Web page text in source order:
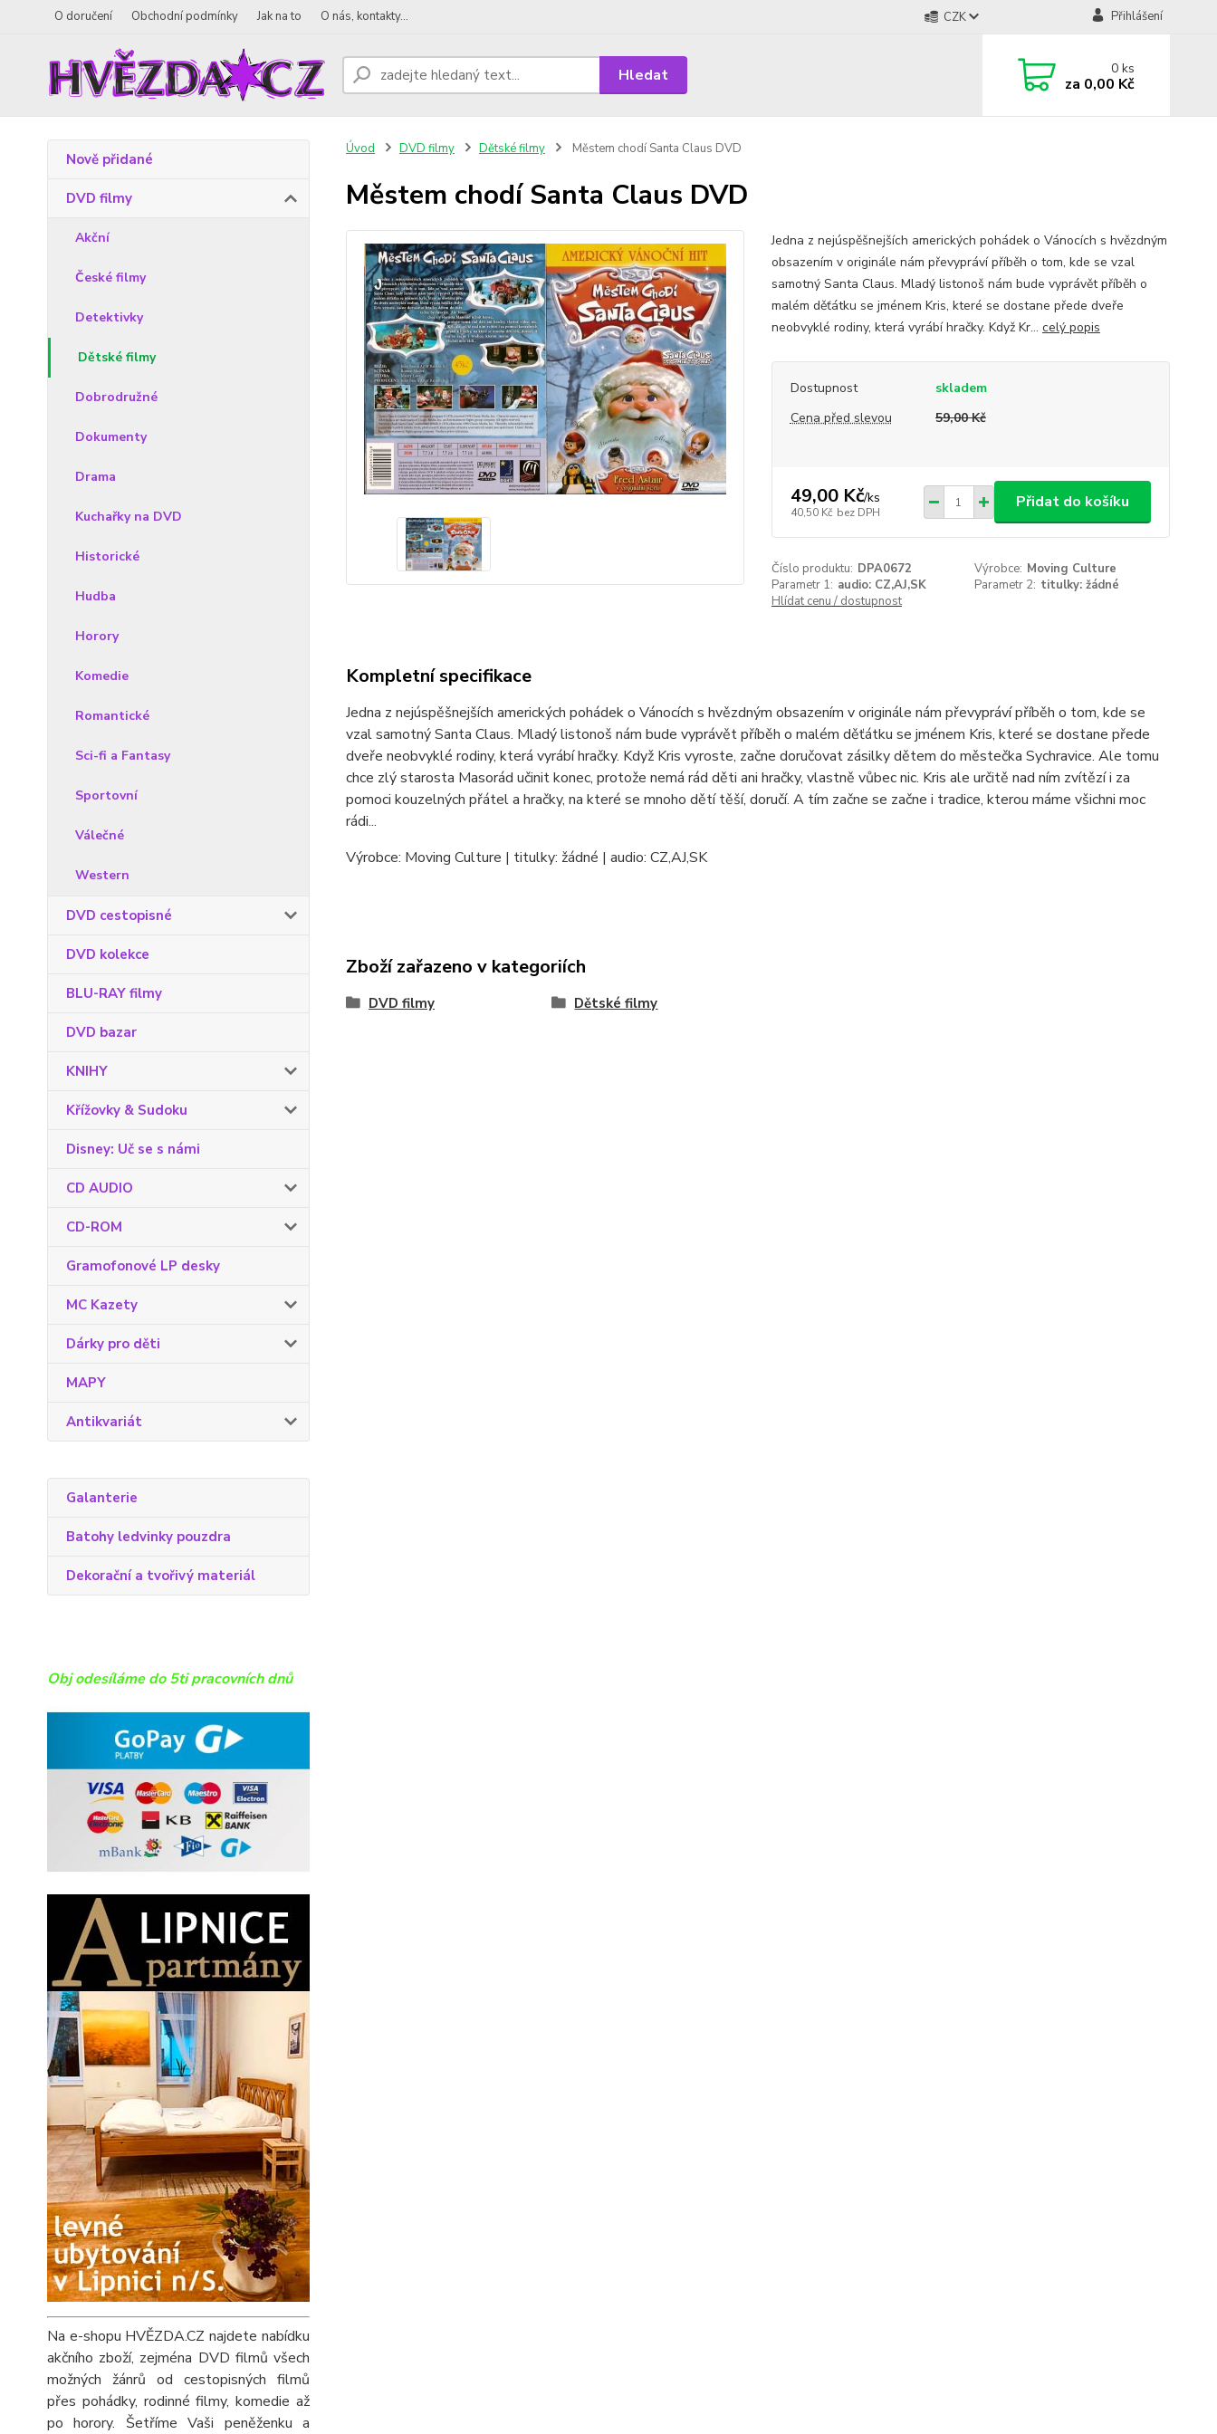
O doručení Obchodní podmínky Jak na to O nás, kontakty... CZK Přihlášení
Hledat 0ks
za 0,00 Kč
Nově přidané
DVD filmy
Akční
České filmy
Detektivky
Dětské filmy
Dobrodružné
Dokumenty
Drama
Kuchařky na DVD
Historické
Hudba
Horory
Komedie
Romantické
Sci-fi a Fantasy
Sportovní
Válečné
Western
DVD cestopisné
DVD kolekce
BLU-RAY filmy
DVD bazar
KNIHY
Křížovky & Sudoku
Disney: Uč se s námi
CD AUDIO
CD-ROM
Gramofonové LP desky
MC Kazety
Dárky pro děti
MAPY
Antikvariát
Galanterie
Batohy ledvinky pouzdra
Dekorační a tvořivý materiál
Obj odesíláme do 5ti pracovních dnů
Na e-shopu HVĚZDA.CZ najdete nabídku
akčního zboží, zejména DVD filmů všech
možných žánrů od cestopisných filmů
přes pohádky, rodinné filmy, komedie až
po horory. Šetříme Vaši peněženku a
Úvod DVD filmy Dětské filmy Městem chodí Santa Claus DVD
Městem chodí Santa Claus DVD
Jedna z nejúspěšnejších amerických pohádek o Vánocích s hvězdným
obsazením v originále nám převypráví příběh o tom, kde se vzal
samotný Santa Claus. Mladý listonoš nám bude vyprávět příběh o
malém děťátku se jménem Kris, které se dostane přede dveře
neobvyklé rodiny, která vyrábí hračky. Když Kr... celý popis
Dostupnost
skladem
Cena před slevou
59,00 Kč
49,00 Kč/ks
40,50 Kč bez DPH
Přidat do košíku
Číslo produktu: DPA0672 Výrobce: Moving Culture
Parametr 1: audio: CZ,AJ,SK Parametr 2: titulky: žádné
Hlídat cenu / dostupnost
Kompletní specifikace
Jedna z nejúspěšnejších amerických pohádek o Vánocích s hvězdným obsazením v originále nám převypráví příběh o tom, kde se
vzal samotný Santa Claus. Mladý listonoš nám bude vyprávět příběh o malém děťátku se jménem Kris, které se dostane přede
dveře neobvyklé rodiny, která vyrábí hračky. Když Kris vyroste, začne doručovat zásilky dětem do městečka Sychravice. Ale tomu
chce zlý starosta Masorád učinit konec, protože nemá rád děti ani hračky, vlastně vůbec nic. Kris ale určitě nad ním zvítězí i za
pomoci kouzelných přátel a hračky, na které se mnoho dětí těší, doručí. A tím začne se začne i tradice, kterou máme všichni moc
rádi...
Výrobce: Moving Culture | titulky: žádné | audio: CZ,AJ,SK
Zboží zařazeno v kategoriích
DVD filmy Dětské filmy